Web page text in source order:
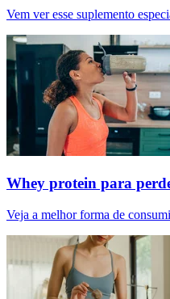
Vem ver esse suplemento
Whey protein para
Veja a melhor forma de